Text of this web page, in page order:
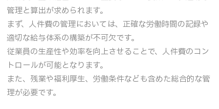
管理と算出が求められます。
まず、人件費の管理においては、正確な労働時間の記録や
適切な給与体系の構築が不可欠です。
従業員の生産性や効率を向上させることで、人件費のコン
トロールが可能となります。
また、残業や福利厚生、労働条件なども含めた総合的な管
理が必要です。